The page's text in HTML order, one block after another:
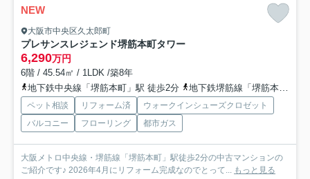
NEW
大阪市中央区久太郎町
プレサンスレジェンド堺筋本町タワー
6,290万円
6階 / 45.54㎡ / 1LDK /築8年
地下鉄中央線「堺筋本町」駅 徒歩2分
地下鉄堺筋線「堺筋本町」駅 徒歩2分
ペット相談 リフォーム済
ウォークインシューズクロゼット
バルコニー
フローリング 都市ガス
大阪メトロ中央線・堺筋線「堺筋本町」駅徒歩2分の中古マンションの
ご紹介です♪ 2026年4月にリフォーム完成なのでとって... もっと見る